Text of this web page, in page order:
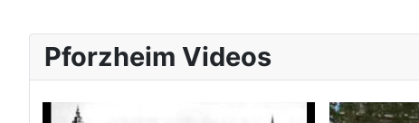
Pforzheim Videos